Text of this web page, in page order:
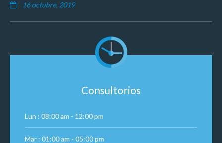
16 octubre, 2019
Consultorios
Lun : 08:00 am - 12:00 pm
Mar : 01:00 am - 05:00 pm